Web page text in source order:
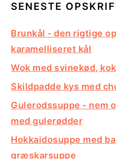
SENESTE
Brunkål - den rigtige
karamelliseret kål
Wok med svinekød,
Skildpadde kys med
Gulerodssuppe - nem
med gulerødder
Hokkaidosuppe med
græskarsuppe